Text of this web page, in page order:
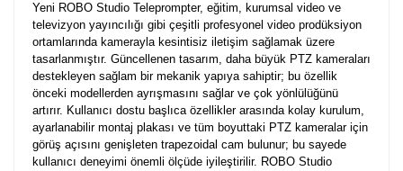
Yeni ROBO Studio Teleprompter, eğitim, kurumsal video ve
televizyon yayıncılığı gibi çeşitli profesyonel video prodüksiyon
ortamlarında kamerayla kesintisiz iletişim sağlamak üzere
tasarlanmıştır. Güncellenen tasarım, daha büyük PTZ kameraları
destekleyen sağlam bir mekanik yapıya sahiptir; bu özellik
önceki modellerden ayrışmasını sağlar ve çok yönlülüğünü
artırır. Kullanıcı dostu başlıca özellikler arasında kolay kurulum,
ayarlanabilir montaj plakası ve tüm boyuttaki PTZ kameralar için
görüş açısını genişleten trapezoidal cam bulunur; bu sayede
kullanıcı deneyimi önemli ölçüde iyileştirilir. ROBO Studio